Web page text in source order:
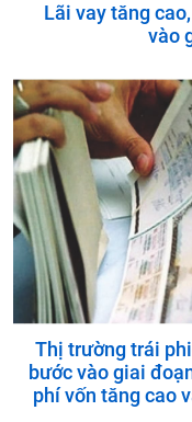
Lãi vay tăng
vào
Thị trường trái
bước vào giai
phí vốn tăng cao